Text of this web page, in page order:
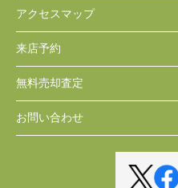
アクセスマップ
来店予約
無料売却査定
お問い合わせ